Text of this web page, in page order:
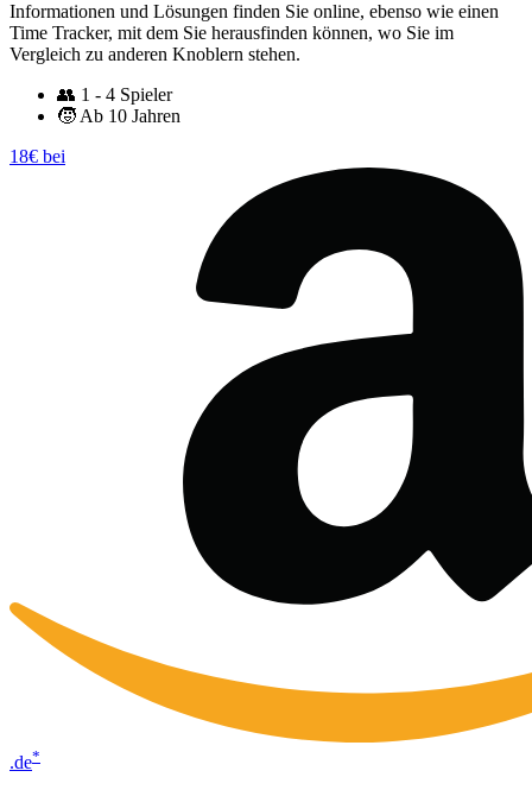
Informationen und Lösungen finden Sie online, ebenso wie einen
Time Tracker, mit dem Sie herausfinden können, wo Sie im
Vergleich zu anderen Knoblern stehen.
👥 1 - 4 Spieler
🧒 Ab 10 Jahren
18€ bei
.de*